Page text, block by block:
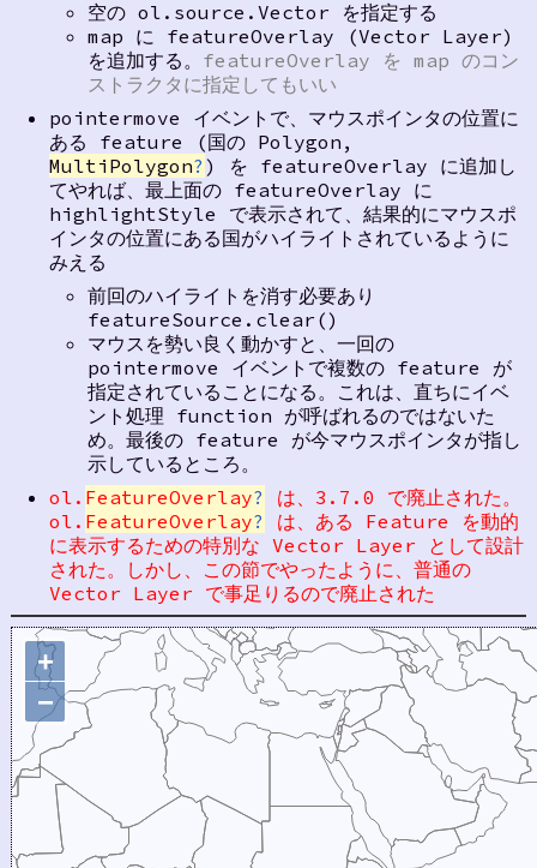
空の ol.source.Vector を指定する
map に featureOverlay (Vector Layer)
を追加する。 featureOverlay を map のコン
ストラクタに指定してもいい
pointermove イベントで、マウスポインタの位置に
ある feature (国の Polygon,
MultiPolygon? ) を featureOverlay に追加し
てやれば、最上面の featureOverlay に
highlightStyle で表示されて、結果的にマウスポ
インタの位置にある国がハイライトされているように
みえる
前回のハイライトを消す必要あり
featureSource.clear()
マウスを勢い良く動かすと、一回の
pointermove イベントで複数の feature が
指定されていることになる。これは、直ちにイベ
ント処理 function が呼ばれるのではないた
め。最後の feature が今マウスポインタが指し
示しているところ。
ol. FeatureOverlay?
は、3.7.0 で廃止された。
ol. FeatureOverlay?
は、ある Feature を動的
に表示するための特別な Vector Layer として設計
された。しかし、この節でやったように、普通の
Vector Layer で事足りるので廃止された